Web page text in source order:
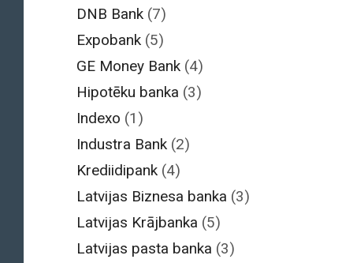
DNB Bank (7)
Expobank (5)
GE Money Bank (4)
Hipotēku banka (3)
Indexo (1)
Industra Bank (2)
Krediidipank (4)
Latvijas Biznesa banka (3)
Latvijas Krājbanka (5)
Latvijas pasta banka (3)